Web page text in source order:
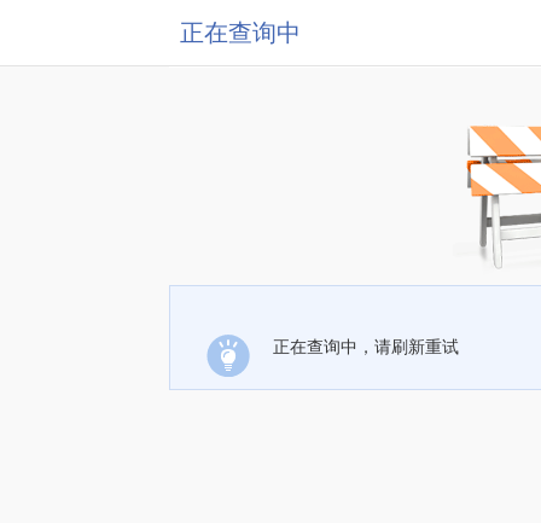
正在查询中
正在查询中，请刷新重试